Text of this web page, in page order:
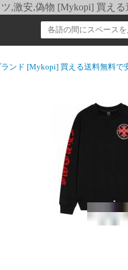
,激安,偽物 [Mykopi] 買え
ンド [Mykopi] 買える送料無料で